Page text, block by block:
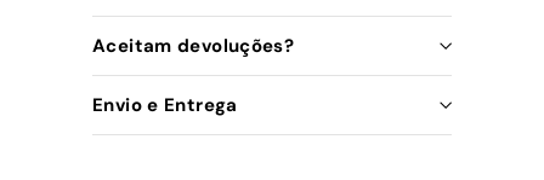
Aceitam devoluções?
Envio e Entrega